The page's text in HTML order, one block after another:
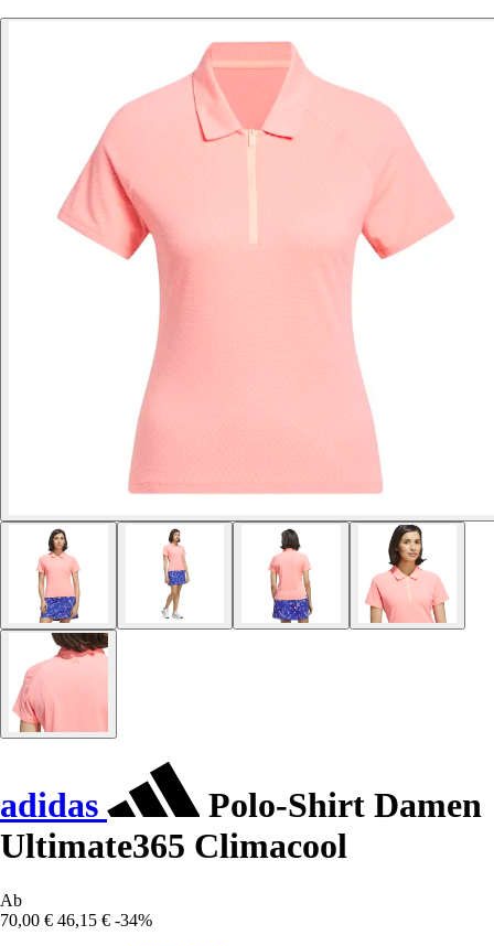
adidas
Polo-Shirt Damen
Ultimate365 Climacool
Ab
70,00 € 46,15 € -34%